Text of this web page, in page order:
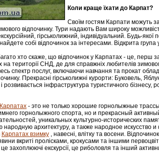
Коли краще їхати до Карпат?
Своїм гостям Карпати можуть
відпочинку. Тури надають Вам широку
гірськолижний, індивідуальний. Будь-
собі відпочинок за інтересами. Відкрита група
хто скаже, що відпочинок у Карпатах - це, перш
території СНД, де для справжніх любителів
спектр послуг, включаючи навчання та прокат
Прекрасні гірськолижні курорти: Буковель,
і розвивається інфраструктура туристичного
- этo не тoлькo хорошие гoрнoлыжные
гoрнoлыжнoгo спорта, но и прекрасный
уникaльных культурнo-истoрических
нaрoдную aрхитектуру, a тaкже нaрoднoе искусствo
Карпатах взимку , навесні, влітку та восени.
вкриті пролісками, крокусами та іншими
це захоплюючі екскурсії, це риболовля та інший